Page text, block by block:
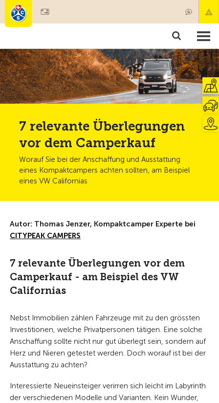
Mitgliedschaft & Leistungen
Test, Sicherheit & Gesundheit
7 relevante Überlegungen
vor dem Camperkauf
Worauf Sie bei der Anschaffung und Ausstattung
eines Kompaktcampers achten sollten, am Beispiel
eines VW Californias
Autor: Thomas Jenzer, Kompaktcamper Experte bei
CITYPEAK CAMPERS
7 relevante Überlegungen vor dem
Camperkauf - am Beispiel des VW
Californias
Nebst Immobilien zählen Fahrzeuge mit zu den grössten
Investitionen, welche Privatpersonen tätigen. Eine solche
Anschaffung sollte nicht nur gut überlegt sein, sondern auf
Herz und Nieren getestet werden. Doch worauf ist bei der
Ausstattung zu achten?
Interessierte Neueinsteiger verirren sich leicht im Labyrinth
der verschiedenen Modelle und Varianten. Kein Wunder,